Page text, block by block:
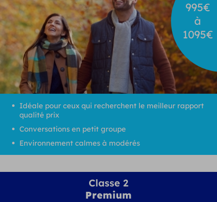
995€
à
1095€
Idéale pour ceux qui recherchent le meilleur rapport
qualité prix
Conversations en petit groupe
Environnement calmes à modérés
Classe 2
Premium